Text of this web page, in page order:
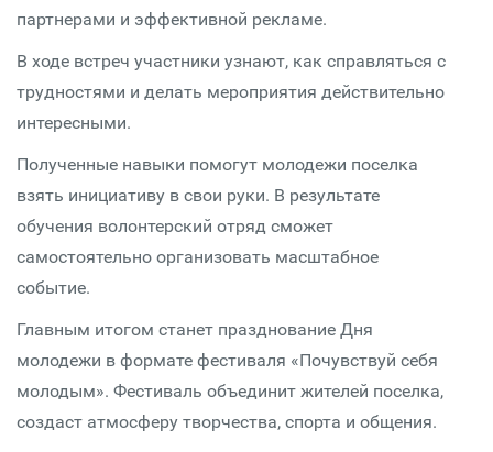
партнерами и эффективной рекламе.
В ходе встреч участники узнают, как справляться с
трудностями и делать мероприятия действительно
интересными.
Полученные навыки помогут молодежи поселка
взять инициативу в свои руки. В результате
обучения волонтерский отряд сможет
самостоятельно организовать масштабное
событие.
Главным итогом станет празднование Дня
молодежи в формате фестиваля «Почувствуй себя
молодым». Фестиваль объединит жителей поселка,
создаст атмосферу творчества, спорта и общения.